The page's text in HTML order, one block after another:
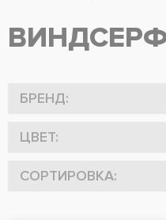
БРЕНД:
ЦВЕТ:
СОРТИРОВКА: